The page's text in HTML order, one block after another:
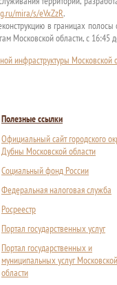
mira/s/eVxZzR.
в границах
Московской области, с 16:45
инфраструктуры Московской
Полезные ссылки
Официальный сайт городского
Дубны Московской области
Социальный фонд России
Федеральная налоговая служба
Росреестр
Портал государственных услуг
Портал государственных и
муниципальных услуг Московской
области